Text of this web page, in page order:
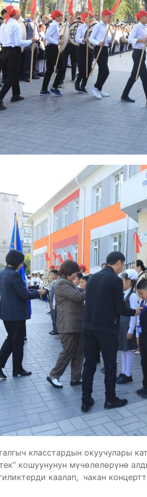
класстардын окуучулары
кошуунунун мүчөлөлөрүнө
каалап, чакан